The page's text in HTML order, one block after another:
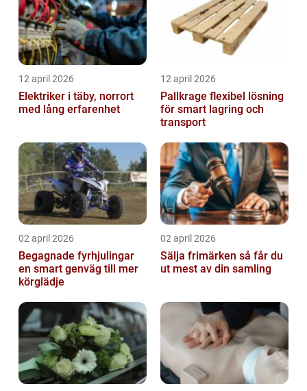
12 april 2026
Elektriker i täby, norrort
med lång erfarenhet
12 april 2026
Pallkrage flexibel lösning
för smart lagring och
transport
02 april 2026
Begagnade fyrhjulingar
en smart genväg till mer
körglädje
02 april 2026
Sälja frimärken så får du
ut mest av din samling